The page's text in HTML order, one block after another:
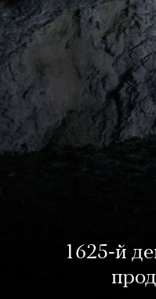
1625-й